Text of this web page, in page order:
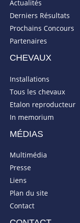
Actualités
Derniers Résultats
Prochains Concours
Partenaires
CHEVAUX
Installations
Tous les chevaux
Etalon reproducteur
In memorium
MÉDIAS
Multimédia
Presse
Liens
Plan du site
Contact